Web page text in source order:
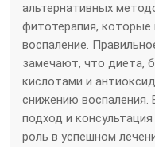
альтернативных
фитотерапия,
воспаление.
замечают, что диета,
кислотами и
снижению воспаления.
подход и
роль в успешном